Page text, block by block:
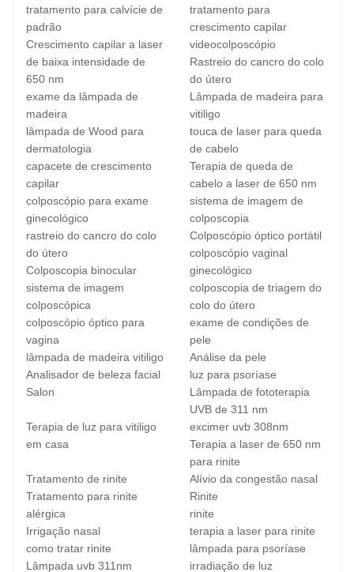
tratamento para calvície de
padrão
tratamento para
crescimento capilar
Crescimento capilar a laser
de baixa intensidade de
650 nm
videocolposcópio
Rastreio do cancro do colo
do útero
exame da lâmpada de
madeira
Lâmpada de madeira para
vitiligo
lâmpada de Wood para
dermatologia
touca de laser para queda
de cabelo
capacete de crescimento
capilar
Terapia de queda de
cabelo a laser de 650 nm
colposcópio para exame
ginecológico
sistema de imagem de
colposcopia
rastreio do cancro do colo
do útero
Colposcópio óptico portátil
colposcópio vaginal
Colposcopia binocular
ginecológico
sistema de imagem
colposcópica
colposcopia de triagem do
colo do útero
colposcópio óptico para
vagina
exame de condições de
pele
lâmpada de madeira vitiligo
Análise da pele
Analisador de beleza facial
Salon
luz para psoríase
Lâmpada de fototerapia
UVB de 311 nm
Terapia de luz para vitiligo
em casa
excimer uvb 308nm
Terapia a laser de 650 nm
para rinite
Tratamento de rinite
Alívio da congestão nasal
Tratamento para rinite
alérgica
Rinite
rinite
Irrigação nasal
terapia a laser para rinite
como tratar rinite
lâmpada para psoríase
Lâmpada uvb 311nm
irradiação de luz